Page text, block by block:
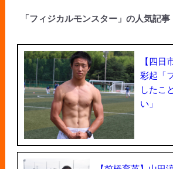
「フィジカルモンスター」の人気記事
【四日
彩起「
したこ
い」